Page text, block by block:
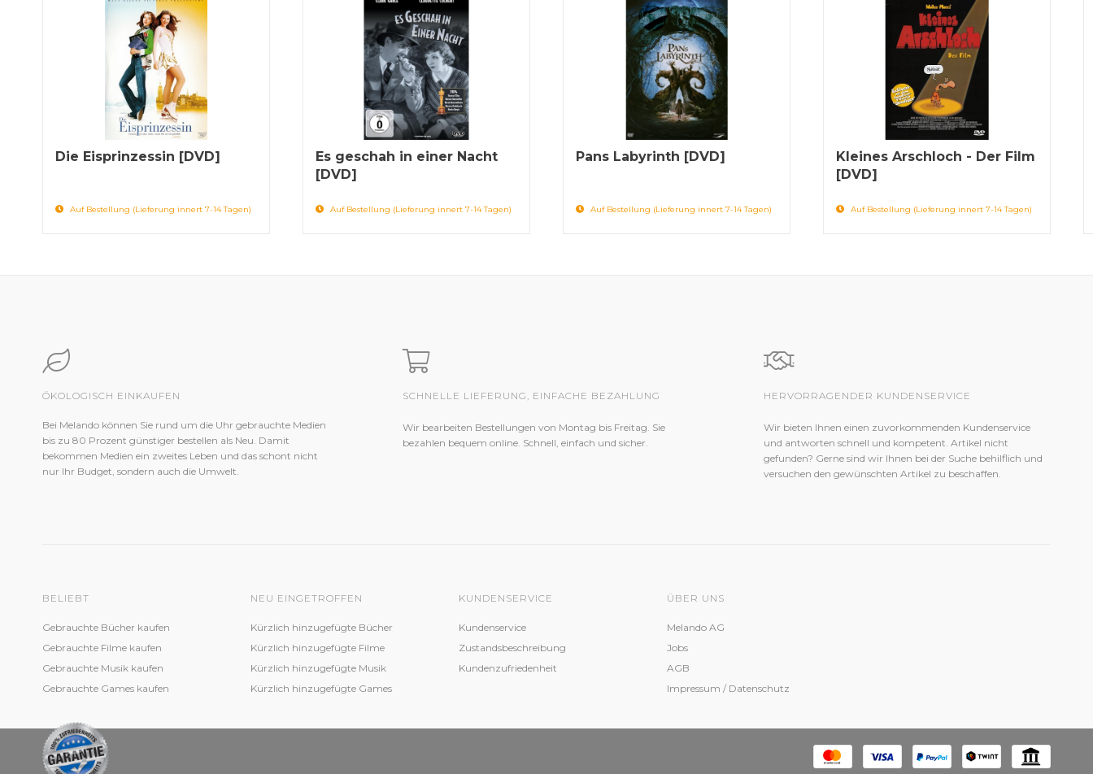
Die Eisprinzessin [DVD]
Auf Bestellung (Lieferung innert 7-14 Tagen)
Es geschah in einer Nacht
[DVD]
Auf Bestellung (Lieferung innert 7-14 Tagen)
Pans Labyrinth [DVD]
Auf Bestellung (Lieferung innert 7-14 Tagen)
Kleines Arschloch - Der Film
[DVD]
Auf Bestellung (Lieferung innert 7-14 Tagen)
ÖKOLOGISCH EINKAUFEN
Bei Melando können Sie rund um die Uhr gebrauchte Medien
bis zu 80 Prozent günstiger bestellen als Neu. Damit
bekommen Medien ein zweites Leben und das schont nicht
nur Ihr Budget, sondern auch die Umwelt.
SCHNELLE LIEFERUNG, EINFACHE BEZAHLUNG
Wir bearbeiten Bestellungen von Montag bis Freitag. Sie
bezahlen bequem online. Schnell, einfach und sicher.
HERVORRAGENDER KUNDENSERVICE
Wir bieten Ihnen einen zuvorkommenden Kundenservice
und antworten schnell und kompetent. Artikel nicht
gefunden? Gerne sind wir Ihnen bei der Suche behilflich und
versuchen den gewünschten Artikel zu beschaffen.
BELIEBT
Gebrauchte Bücher kaufen
Gebrauchte Filme kaufen
Gebrauchte Musik kaufen
Gebrauchte Games kaufen
NEU EINGETROFFEN
Kürzlich hinzugefügte Bücher
Kürzlich hinzugefügte Filme
Kürzlich hinzugefügte Musik
Kürzlich hinzugefügte Games
KUNDENSERVICE
Kundenservice
Zustandsbeschreibung
Kundenzufriedenheit
ÜBER UNS
Melando AG
Jobs
AGB
Impressum / Datenschutz